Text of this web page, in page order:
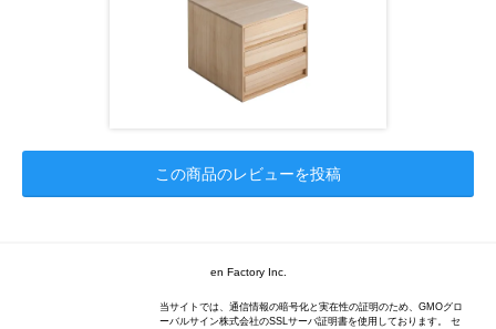
この商品のレビューを投稿
en Factory Inc.
当サイトでは、通信情報の暗号化と実在性の証明のため、GMOグロ
ーバルサイン株式会社のSSLサーバ証明書を使用しております。 セ